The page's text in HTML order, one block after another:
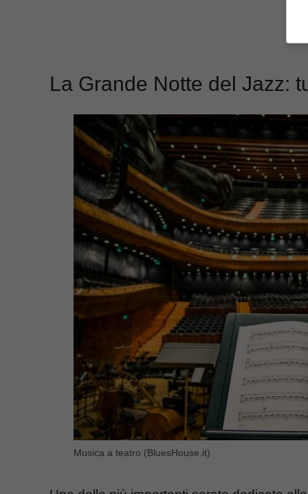
La Grande Notte del Jazz:
Musica a teatro (BluesHouse.it)